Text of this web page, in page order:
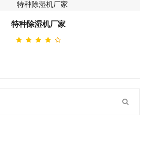
特种除湿机厂家